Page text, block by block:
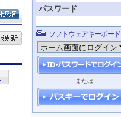
パスワード
ソフトウェアキーボード
または